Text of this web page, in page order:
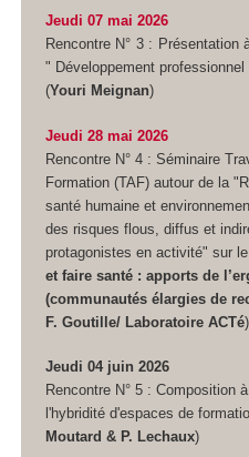
Jeudi 07 mai 2026
Rencontre N° 3 :
" Développement
(Youri Meignan)
Jeudi 28 mai 2026
Rencontre N° 4 : Séminaire
Formation (TAF) autour de la
santé humaine et
des risques flous, diffus et
protagonistes en activité" sur
et faire santé : apports de
(communautés élargies de
F. Goutille/ Laboratoire ACTé)
Jeudi 04 juin 2026
Rencontre N° 5 : Composition
l'hybridité d'espaces de
Moutard & P. Lechaux)